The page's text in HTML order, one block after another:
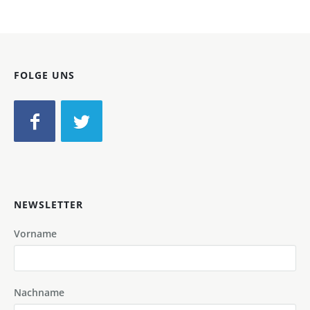
FOLGE UNS
NEWSLETTER
Vorname
Nachname